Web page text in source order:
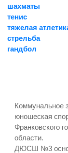
шахматы
тенис
тяжелая
стрельба
гандбол
Коммунальное
юношеская
Франковского
области.
ДЮСШ №3